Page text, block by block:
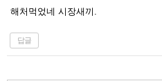
해처먹었네 시장새끼.
답글